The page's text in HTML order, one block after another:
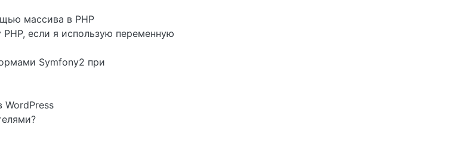
массива в PHP
если я использую переменную
Symfony2 при